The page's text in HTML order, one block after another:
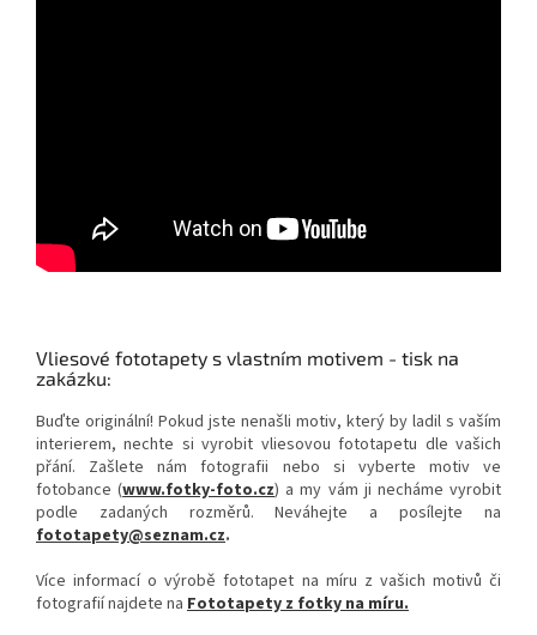
Vliesové fototapety s vlastním motivem - tisk na
zakázku:
Buďte originální! Pokud jste nenašli motiv, který by ladil s vaším
interierem, nechte si vyrobit vliesovou fototapetu dle vašich
přání. Zašlete nám fotografii nebo si vyberte motiv ve
fotobance (www.fotky-foto.cz) a my vám ji necháme vyrobit
podle zadaných rozměrů. Neváhejte a posílejte na
fototapety@seznam.cz.
Více informací o výrobě fototapet na míru z vašich motivů či
fotografií najdete na Fototapety z fotky na míru.